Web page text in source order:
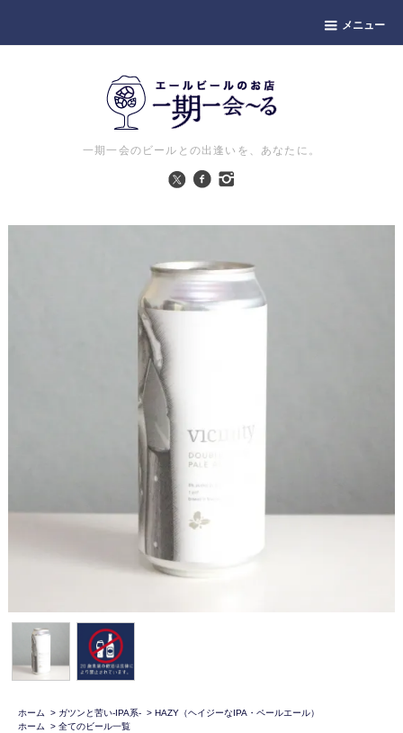
メニュー
一期一会のビールとの出逢いを、あなたに。
ホーム > ガツンと苦い-IPA系- > HAZY（ヘイジーなIPA・ペールエール）
ホーム
> 全てのビール一覧